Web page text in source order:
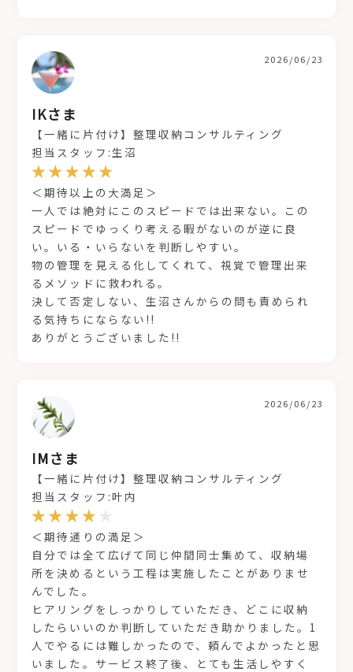
IKさま
2026/06/23
【一緒に片付け】整理収納コンサルティング
担当スタッフ:生沼
＜期待以上の大満足＞
一人では絶対にこのスピードでは出来ない。この
スピードでゆっくり考える暇がないのが逆に良
い。いる・いらないを判断しやすい。
物の管理を見える化してくれて、視覚で管理出来
るメソッドに救われる。
決して否定しない、生沼さんからの問も責められ
る気持ちにならない!!
ありがとうございました!!
IMさま
2026/06/23
【一緒に片付け】整理収納コンサルティング
担当スタッフ:叶内
＜期待通りの満足＞
自分では全て広げて同じ仲間同士集めて、収納場
所を決めるという工程は実施したことがありませ
んでした。
ヒアリングをしっかりしていただき、どこに収納
したらいいのか判断していただき助かりました。1
人でやるには難しかったので、頼んでよかったと思
いました。サービス終了後、とても生活しやすく